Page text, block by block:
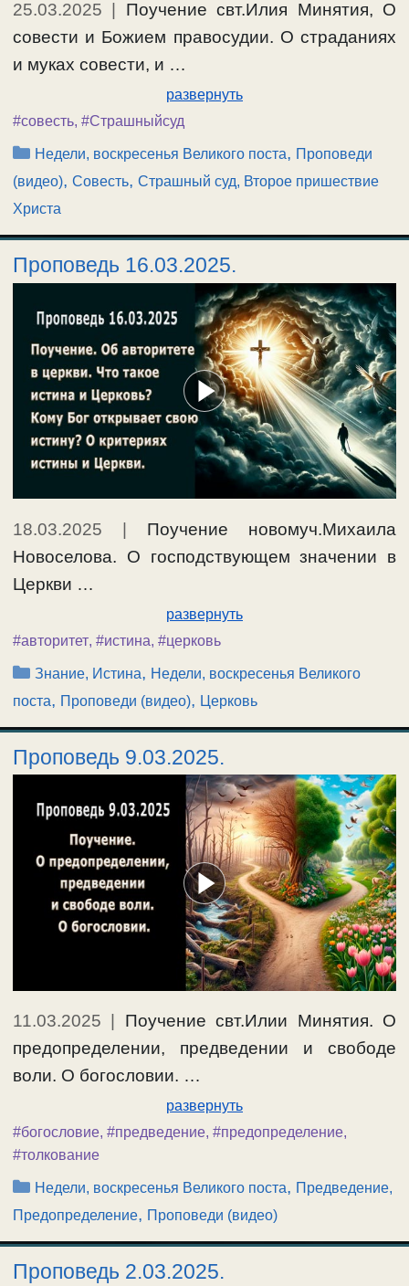
25.03.2025 | Поучение свт.Илия Минятия, О
совести и Божием правосудии. О страданиях
и муках совести, и …
развернуть
#совесть, #Страшныйсуд
Рубрики
Недели, воскресенья Великого поста, Проповеди
(видео), Совесть, Страшный суд, Второе пришествие
Христа
Проповедь 16.03.2025.
18.03.2025 | Поучение новомуч.Михаила
Новоселова. О господствующем значении в
Церкви …
развернуть
#авторитет, #истина, #церковь
Рубрики
Знание, Истина, Недели, воскресенья Великого
поста, Проповеди (видео), Церковь
Проповедь 9.03.2025.
11.03.2025
Поучение свт.Илии Минятия. О
предопределении, предведении и свободе
воли. О богословии. …
развернуть
#богословие, #предведение, #предопределение,
#толкование
Рубрики
Недели, воскресенья Великого поста, Предведение,
Предопределение, Проповеди (видео)
Проповедь 2.03.2025.